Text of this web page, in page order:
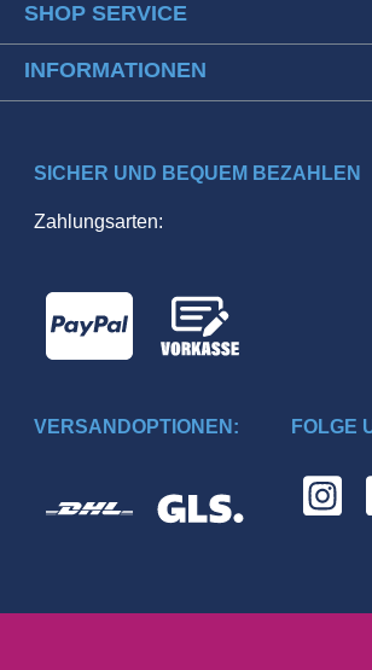
SHOP SERVICE
INFORMATIONEN
SICHER UND BEQUEM BEZAHLEN
Zahlungsarten:
VERSANDOPTIONEN: FOLGE